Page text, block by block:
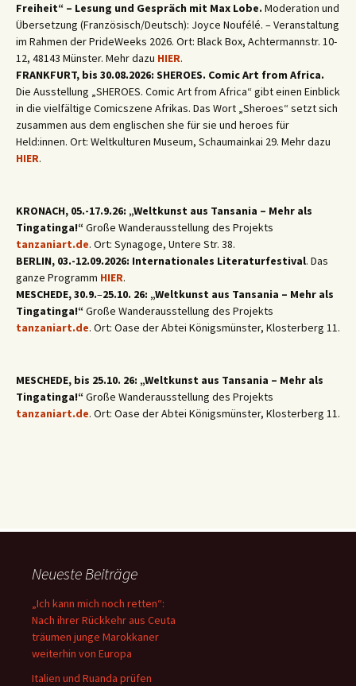
Freiheit“ – Lesung und Gespräch mit Max Lobe. Moderation und
Übersetzung (Französisch/Deutsch): Joyce Noufélé. – Veranstaltung
im Rahmen der PrideWeeks 2026. Ort: Black Box, Achtermannstr. 10-
12, 48143 Münster. Mehr dazu HIER.
FRANKFURT, bis 30.08.2026: SHEROES. Comic Art from Africa.
Die Ausstellung „SHEROES. Comic Art from Africa“ gibt einen Einblick
in die vielfältige Comicszene Afrikas. Das Wort „Sheroes“ setzt sich
zusammen aus dem englischen she für sie und heroes für
Held:innen. Ort: Weltkulturen Museum, Schaumainkai 29. Mehr dazu
HIER.
KRONACH, 05.-17.9.26: „Weltkunst aus Tansania – Mehr als
Tingatinga!“Große Wanderausstellung des Projekts
tanzaniart.de. Ort: Synagoge, Untere Str. 38.
BERLIN, 03.-12.09.2026: Internationales Literaturfestival. Das
ganze Programm HIER.
MESCHEDE, 30.9.–25.10. 26: „Weltkunst aus Tansania – Mehr als
Tingatinga!“Große Wanderausstellung des Projekts
tanzaniart.de. Ort: Oase der Abtei Königsmünster, Klosterberg 11.
MESCHEDE, bis 25.10. 26: „Weltkunst aus Tansania – Mehr als
Tingatinga!“Große Wanderausstellung des Projekts
tanzaniart.de. Ort: Oase der Abtei Königsmünster, Klosterberg 11.
Neueste Beiträge
„Ich kann mich noch retten“:
Nach ihrer Rückkehr aus Ceuta
träumen junge Marokkaner
weiterhin von Europa
Italien und Ruanda prüfen